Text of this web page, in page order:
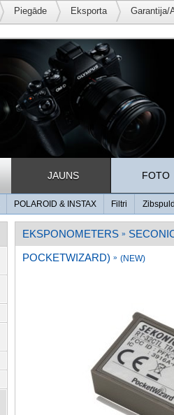
Piegāde Eksporta Garantija/
JAUNS FOTO
POLAROID & INSTAX Filtri
EKSPONOMETERS »
POCKETWIZARD) » (NEW)